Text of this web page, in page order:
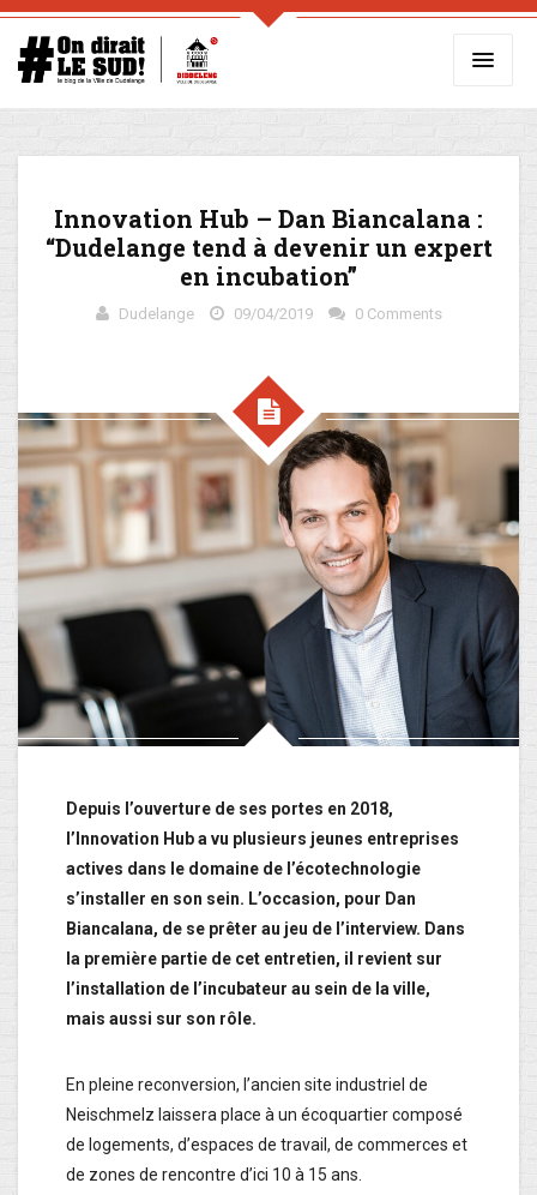
Innovation Hub – Dan Biancalana :
“Dudelange tend à devenir un expert
en incubation”
Dudelange 09/04/2019 0 Comments
Depuis l’ouverture de ses portes en 2018,
l’Innovation Hub a vu plusieurs jeunes entreprises
actives dans le domaine de l’écotechnologie
s’installer en son sein. L’occasion, pour Dan
Biancalana, de se prêter au jeu de l’interview. Dans
la première partie de cet entretien, il revient sur
l’installation de l’incubateur au sein de la ville,
mais aussi sur son rôle.
En pleine reconversion, l’ancien site industriel de
Neischmelz laissera place à un écoquartier composé
de logements, d’espaces de travail, de commerces et
de zones de rencontre d’ici 10 à 15 ans.